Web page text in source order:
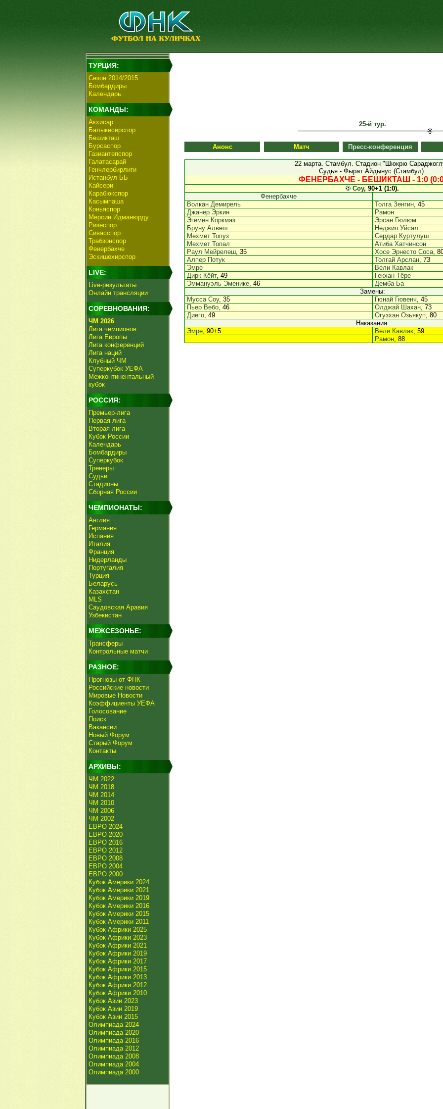
ТУРЦИЯ:
Сезон 2014/2015
Бомбардиры
Календарь
КОМАНДЫ:
Акхисар
Балыкесирспор
Бешикташ
Бурсаспор
Газиантепспор
Галатасарай
Генчлербирлиги
Истанбул ББ
Кайсери
Карабюкспор
Касымпаша
Коньяспор
Мерсин Идманюрду
Ризеспор
Сивасспор
Трабзонспор
Фенербахче
Эскишехирспор
LIVE:
Live-результаты
Онлайн трансляции
СОРЕВНОВАНИЯ:
ЧМ 2026
Лига чемпионов
Лига Европы
Лига конференций
Лига наций
Клубный ЧМ
Суперкубок УЕФА
Межконтинентальный
кубок
РОССИЯ:
Премьер-лига
Первая лига
Вторая лига
Кубок России
Календарь
Бомбардиры
Суперкубок
Тренеры
Судьи
Стадионы
Сборная России
ЧЕМПИОНАТЫ:
Англия
Германия
Испания
Италия
Франция
Нидерланды
Португалия
Турция
Беларусь
Казахстан
MLS
Саудовская Аравия
Узбекистан
МЕЖСЕЗОНЬЕ:
Трансферы
Контрольные матчи
РАЗНОЕ:
Прогнозы от ФНК
Российские новости
Мировые Новости
Коэффициенты УЕФА
Голосование
Поиск
Вакансии
Новый Форум
Старый Форум
Контакты
АРХИВЫ:
ЧМ 2022
ЧМ 2018
ЧМ 2014
ЧМ 2010
ЧМ 2006
ЧМ 2002
ЕВРО 2024
ЕВРО 2020
ЕВРО 2016
ЕВРО 2012
ЕВРО 2008
ЕВРО 2004
ЕВРО 2000
Кубок Америки 2024
Кубок Америки 2021
Кубок Америки 2019
Кубок Америки 2016
Кубок Америки 2015
Кубок Америки 2011
Кубок Африки 2025
Кубок Африки 2023
Кубок Африки 2021
Кубок Африки 2019
Кубок Африки 2017
Кубок Африки 2015
Кубок Африки 2013
Кубок Африки 2012
Кубок Африки 2010
Кубок Азии 2023
Кубок Азии 2019
Кубок Азии 2015
Олимпиада 2024
Олимпиада 2020
Олимпиада 2016
Олимпиада 2012
Олимпиада 2008
Олимпиада 2004
Олимпиада 2000
25-й тур.
Анонс Матч Пресс-конференция
22 марта. Стамбул. Стадион "Шюкрю
Судья - Фырат Айдынус (Стамбул).
ФЕНЕРБАХЧЕ - БЕШИКТАШ - 1:0
Соу, 90+1 (1:0).
Фенербахче
Волкан Демирель
Толга Зенгин, 45
Джанер Эркин
Рамон
Эгемен Коркмаз
Эрсан Гюлюм
Бруну Алвеш
Неджип Уйсал
Мехмет Топуз
Сердар Куртулуш
Мехмет Топал
Атиба Хатчинсон
Раул Мейрелеш, 35 Хосе Эрнесто Соса,
Алпер Потук
Толгай Арслан, 73
Эмре
Вели Кавлак
Дирк Кёйт, 49
Гекхан Тёре
Эммануэль Эменике, 46
Демба Ба
Замены:
Мусса Соу, 35 Гюнай Гювенч, 45
Пьер Вебо, 46 Олджай Шахан, 73
Диего, 49 Огузхан Озьякуп, 80
Наказания:
Эмре, 90+5 Вели Кавлак, 59
Рамон, 88